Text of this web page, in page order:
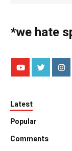
*we hate
Latest
Popular
Comments